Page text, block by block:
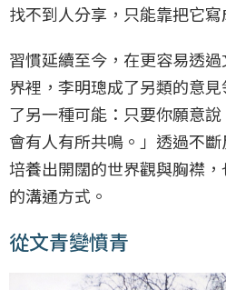
找不到人分享，只能靠把它寫
習慣延續至今，在更容易透
界裡，李明璁成了另類的意
了另一種可能：只要你願意
會有人有所共鳴。」透過不
培養出開闊的世界觀與胸襟
的溝通方式。
從文青變憤青